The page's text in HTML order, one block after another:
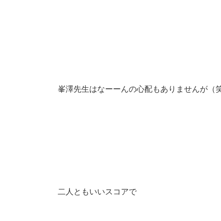
峯澤先生はなーーんの心配もありませんが（
二人ともいいスコアで